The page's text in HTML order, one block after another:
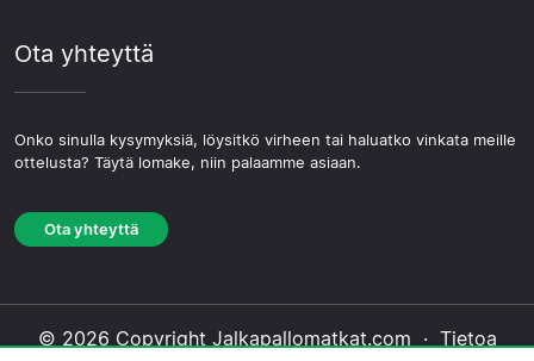
Ota yhteyttä
Onko sinulla kysymyksiä, löysitkö virheen tai haluatko vinkata meille
ottelusta? Täytä lomake, niin palaamme asiaan.
Ota yhteyttä
© 2026 Copyright Jalkapallomatkat.com · Tietoa